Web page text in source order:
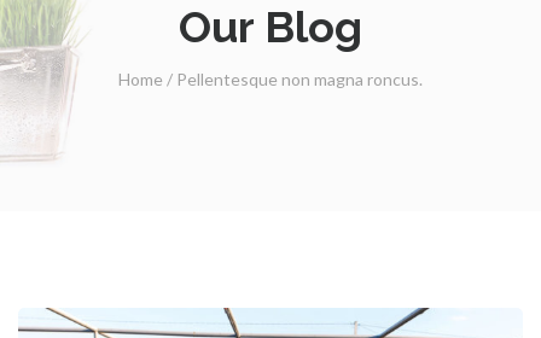
Our Blog
Home / Pellentesque non magna roncus.